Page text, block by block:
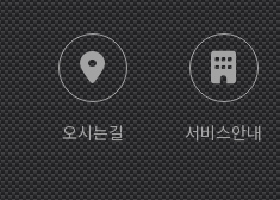
오시는길 서비스안내